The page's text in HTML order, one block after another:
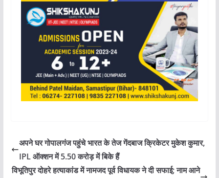
अपने घर गोपालगंज पहुंचे भारत के तेज गेंदबाज क्रिकेटर मुकेश कुमार,
IPL ऑक्शन में 5.50 करोड़ में बिके हैं
विभूतिपुर दोहरे हत्याकांड में नामजद पूर्व विधायक ने दी सफाई; नाम आने